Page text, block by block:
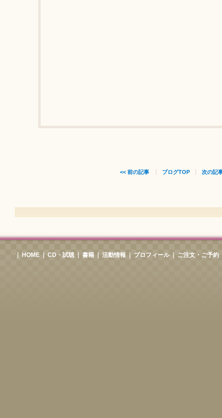
<< 前の記事 ブログTOP 次の記
｜ HOME ｜ CD・試聴 ｜ 書籍 ｜ 活動情報 ｜ プロフィール ｜ ご注文・ご予約